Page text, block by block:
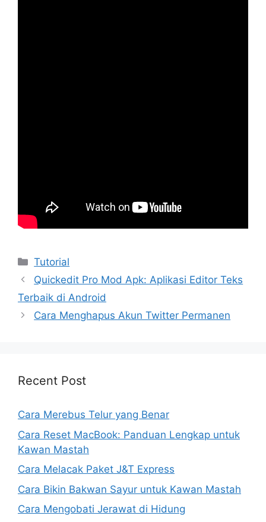
Kategori
Tutorial
Quickedit Pro Mod Apk: Aplikasi Editor Teks
Terbaik di Android
Cara Menghapus Akun Twitter Permanen
Recent Post
Cara Merebus Telur yang Benar
Cara Reset MacBook: Panduan Lengkap untuk
Kawan Mastah
Cara Melacak Paket J&T Express
Cara Bikin Bakwan Sayur untuk Kawan Mastah
Cara Mengobati Jerawat di Hidung